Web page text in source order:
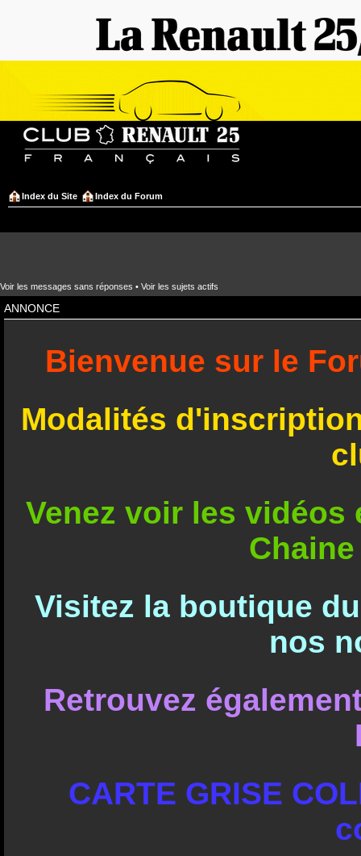
Index du Site Index du Forum
Voir les messages sans réponses • Voir les sujets actifs
ANNONCE
Bienvenue sur le
Modalités
Venez voir les
Visitez la boutique
nos
Retrouvez
CARTE GRISE